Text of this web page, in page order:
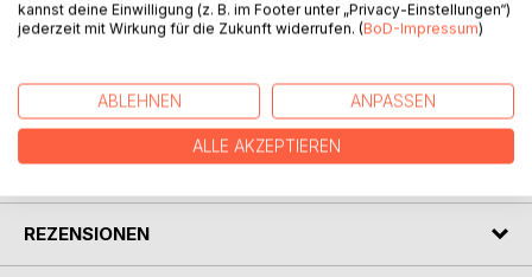
nicht so aussehen muss, wie es in den Medien dargestellt
wird.
AUTOR/IN
PRESSESTIMMEN
REZENSIONEN
kannst deine Einwilligung (z. B. im Footer unter „Privacy-Einstellungen“)
jederzeit mit Wirkung für die Zukunft widerrufen. (BoD-Impressum)
ABLEHNEN ANPASSEN
ALLE AKZEPTIEREN